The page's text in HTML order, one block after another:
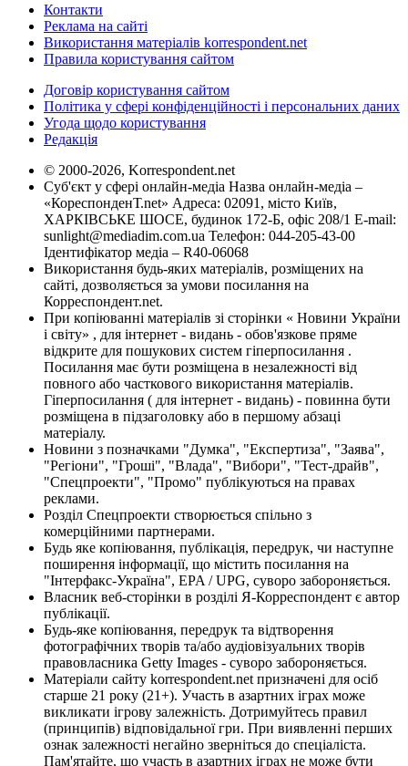
Контакти
Реклама на сайті
Використання матеріалів korrespondent.net
Правила користування сайтом
Договір користування сайтом
Політика у сфері конфіденційності і персональних даних
Угода щодо користування
Редакція
© 2000-2026, Korrespondent.net
Суб'єкт у сфері онлайн-медіа Назва онлайн-медіа –
«КореспонденТ.net» Адреса: 02091, місто Київ,
ХАРКІВСЬКЕ ШОСЕ, будинок 172-Б, офіс 208/1 E-mail:
sunlight@mediadim.com.ua Телефон: 044-205-43-00
Ідентифікатор медіа – R40-06068
Використання будь-яких матеріалів, розміщених на
сайті, дозволяється за умови посилання на
Корреспондент.net.
При копіюванні матеріалів зі сторінки « Новини України
і світу» , для інтернет - видань - обов'язкове пряме
відкрите для пошукових систем гіперпосилання .
Посилання має бути розміщена в незалежності від
повного або часткового використання матеріалів.
Гіперпосилання ( для інтернет - видань) - повинна бути
розміщена в підзаголовку або в першому абзаці
матеріалу.
Новини з позначками "Думка", "Експертиза", "Заява",
"Регіони", "Гроші", "Влада", "Вибори", "Тест-драйв",
"Спецпроекти", "Промо" публікуються на правах
реклами.
Розділ Спецпроекти створюється спільно з
комерційними партнерами.
Будь яке копіювання, публікація, передрук, чи наступне
поширення інформації, що містить посилання на
"Інтерфакс-Україна", EPA / UPG, суворо забороняється.
Власник веб-сторінки в розділі Я-Корреспондент є автор
публікації.
Будь-яке копіювання, передрук та відтворення
фотографічних творів та/або аудіовізуальних творів
правовласника Getty Images - суворо забороняється.
Матеріали сайту korrespondent.net призначені для осіб
старше 21 року (21+). Участь в азартних іграх може
викликати ігрову залежність. Дотримуйтесь правил
(принципів) відповідальної гри. При виявленні перших
ознак залежності негайно зверніться до спеціаліста.
Пам'ятайте, що участь в азартних іграх не може бути